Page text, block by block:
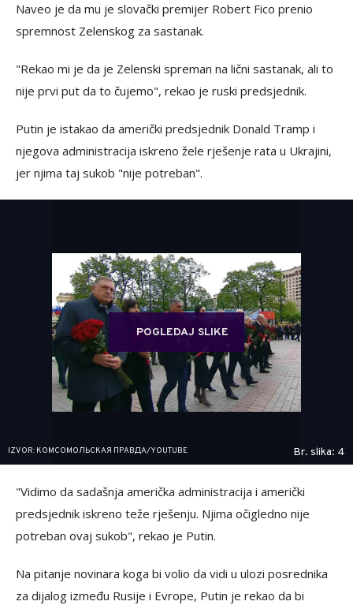
Naveo je da mu je slovački premijer Robert Fico prenio
spremnost Zelenskog za sastanak.
"Rekao mi je da je Zelenski spreman na lični sastanak, ali to
nije prvi put da to čujemo", rekao je ruski predsjednik.
Putin je istakao da američki predsjednik Donald Tramp i
njegova administracija iskreno žele rješenje rata u Ukrajini,
jer njima taj sukob "nije potreban".
POGLEDAJ SLIKE
IZVOR: КОМСОМОЛЬСКАЯ ПРАВДА/YOUTUBE Br. slika: 4
"Vidimo da sadašnja američka administracija i američki
predsjednik iskreno teže rješenju. Njima očigledno nije
potreban ovaj sukob", rekao je Putin.
Na pitanje novinara koga bi volio da vidi u ulozi posrednika
za dijalog između Rusije i Evrope, Putin je rekao da bi